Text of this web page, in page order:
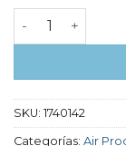
SPIETH
SKU: 1740142
Categorías: Air